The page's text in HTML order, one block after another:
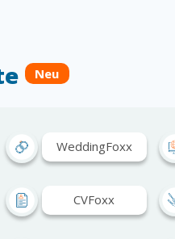
Neu
WeddingFoxx
CVFoxx